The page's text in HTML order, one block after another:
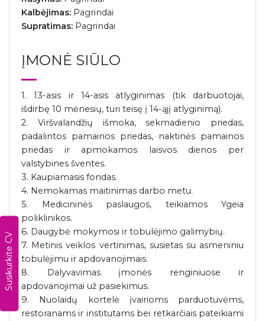
Susikurkite CV
Kalbėjimas: Pagrindai
Supratimas: Pagrindai
ĮMONĖ SIŪLO
1. 13-asis ir 14-asis atlyginimas (tik darbuotojai,
išdirbę 10 mėnesių, turi teisę į 14-ąjį atlyginimą).
2. Viršvalandžių išmoka, sekmadienio priedas,
padalintos pamainos priedas, naktinės pamainos
priedas ir apmokamos laisvos dienos per
valstybines šventes.
3. Kaupiamasis fondas.
4. Nemokamas maitinimas darbo metu.
5. Medicininės paslaugos, teikiamos Ygeia
poliklinikos.
6. Daugybė mokymosi ir tobulėjimo galimybių.
7. Metinis veiklos vertinimas, susietas su asmeniniu
tobulėjimu ir apdovanojimais.
8. Dalyvavimas įmonės renginiuose ir
apdovanojimai už pasiekimus.
9. Nuolaidų kortelė įvairioms parduotuvėms,
restoranams ir institutams bei retkarčiais pateikiami